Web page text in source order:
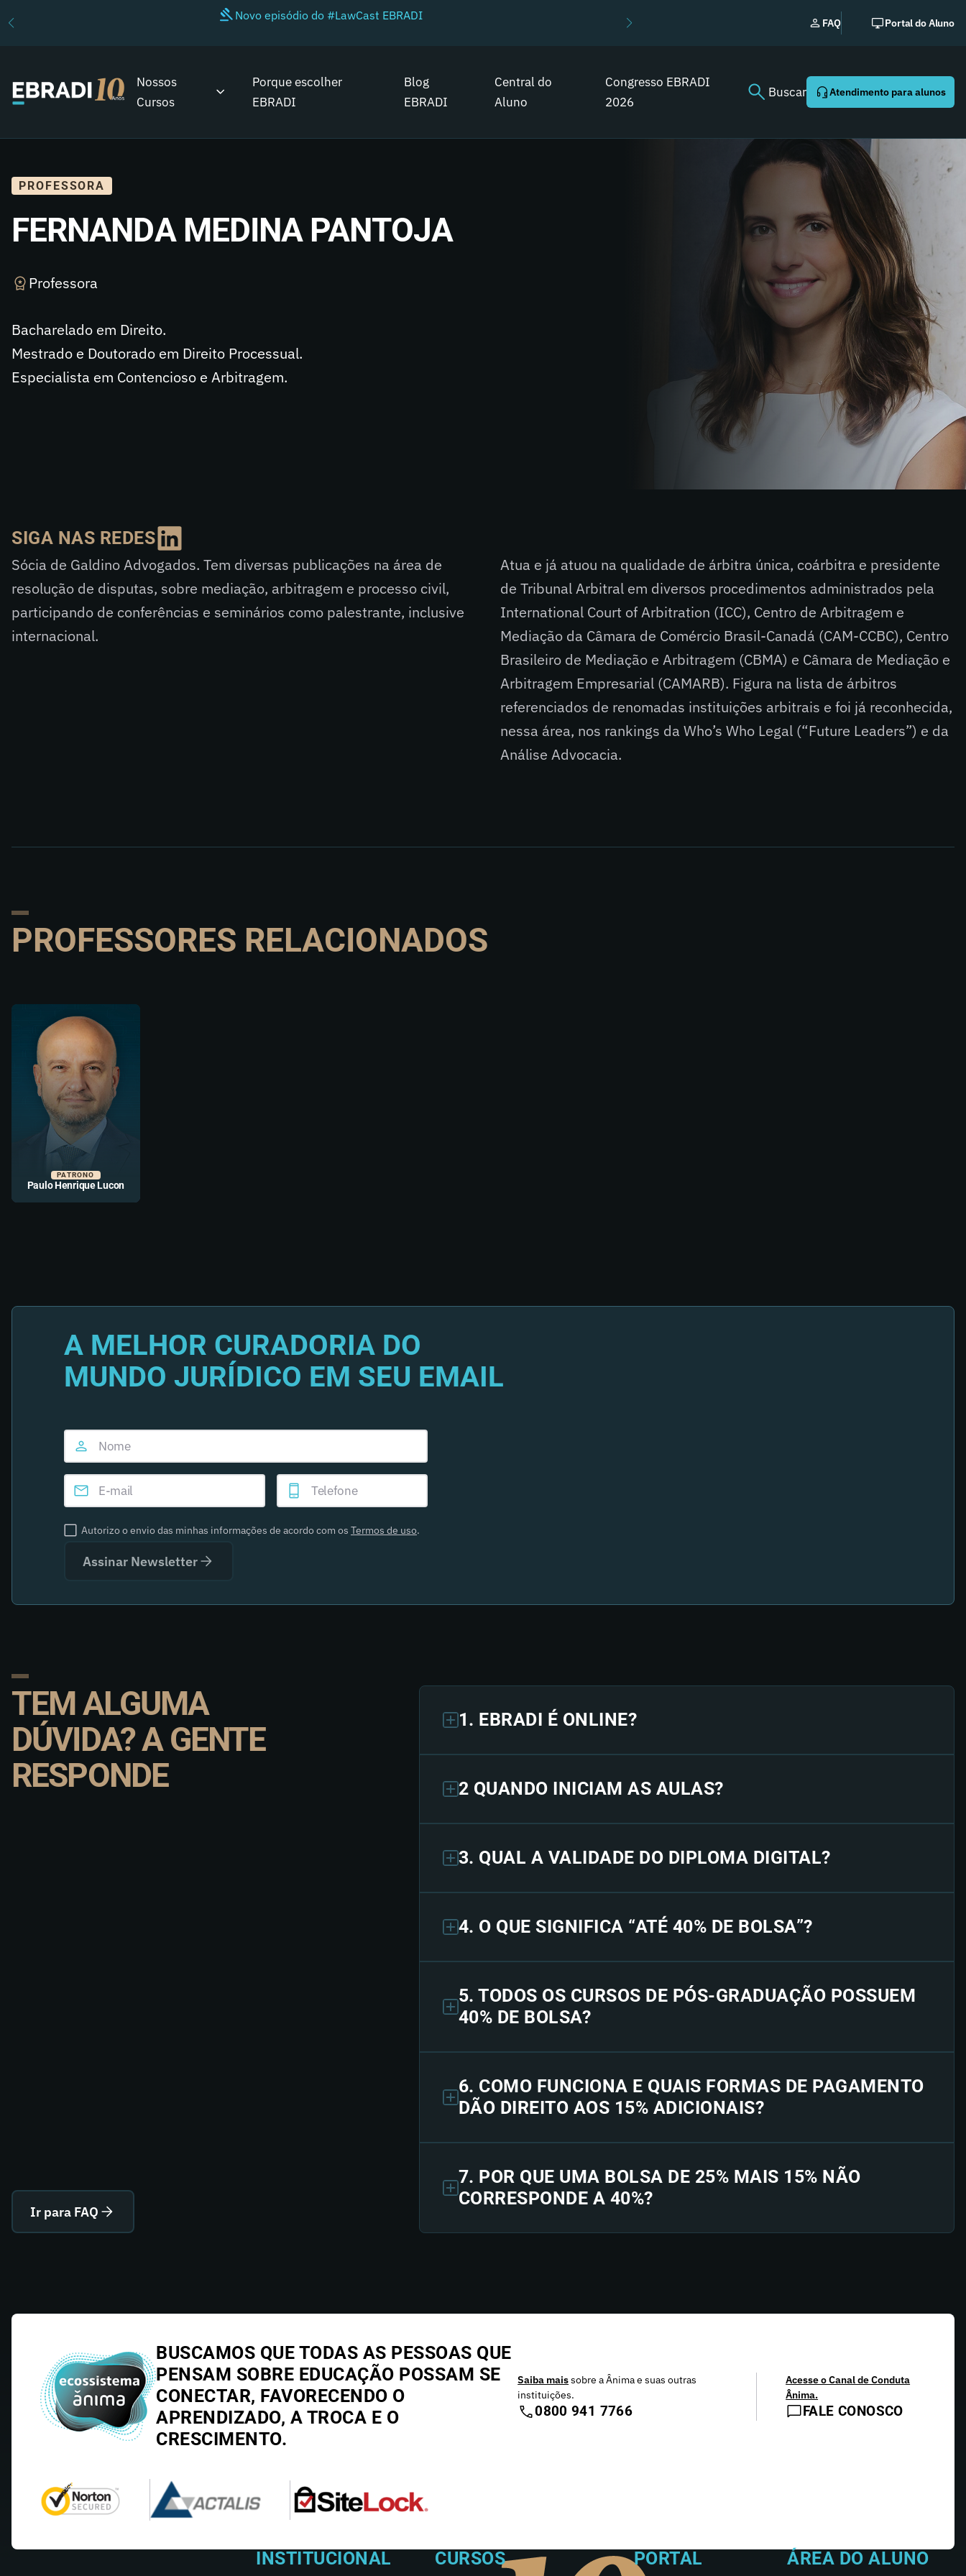
Novo episódio do #LawCast EBRADI
EBRADI | NEWS: o
Youtube agora!
FAQ Portal do Aluno
Nossos
Cursos
Porque escolher
EBRADI
Blog
EBRADI
Central do
Aluno
Congresso EBRADI
2026
Buscar Atendimento para alunos
PROFESSORA
FERNANDA MEDINA PANTOJA
Professora
Bacharelado em Direito.
Mestrado e Doutorado em Direito Processual.
Especialista em Contencioso e Arbitragem.
SIGA NAS REDES
Sócia de Galdino Advogados. Tem diversas publicações na área de
resolução de disputas, sobre mediação, arbitragem e processo civil,
participando de conferências e seminários como palestrante, inclusive
internacional.
Atua e já atuou na qualidade de árbitra única, coárbitra e presidente
de Tribunal Arbitral em diversos procedimentos administrados pela
International Court of Arbitration (ICC), Centro de Arbitragem e
Mediação da Câmara de Comércio Brasil-Canadá (CAM-CCBC), Centro
Brasileiro de Mediação e Arbitragem (CBMA) e Câmara de Mediação e
Arbitragem Empresarial (CAMARB). Figura na lista de árbitros
referenciados de renomadas instituições arbitrais e foi já reconhecida,
nessa área, nos rankings da Who’s Who Legal (“Future Leaders”) e da
Análise Advocacia.​
PROFESSORES RELACIONADOS
PATRONO
Paulo Henrique Lucon
A MELHOR CURADORIA DO
MUNDO JURÍDICO EM SEU EMAIL
Autorizo o envio das minhas informações de acordo com os Termos de uso.
Assinar Newsletter
TEM ALGUMA
DÚVIDA? A GENTE
RESPONDE
Ir para FAQ
1. EBRADI É ONLINE?
2 QUANDO INICIAM AS AULAS?
3. QUAL A VALIDADE DO DIPLOMA DIGITAL?
4. O QUE SIGNIFICA “ATÉ 40% DE BOLSA”?
5. TODOS OS CURSOS DE PÓS-GRADUAÇÃO POSSUEM
40% DE BOLSA?
6. COMO FUNCIONA E QUAIS FORMAS DE PAGAMENTO
DÃO DIREITO AOS 15% ADICIONAIS?
7. POR QUE UMA BOLSA DE 25% MAIS 15% NÃO
CORRESPONDE A 40%?
BUSCAMOS QUE TODAS AS PESSOAS QUE
PENSAM SOBRE EDUCAÇÃO POSSAM SE
CONECTAR, FAVORECENDO O
APRENDIZADO, A TROCA E O
CRESCIMENTO.
Saiba maissobre a Ânima e suas outras
instituições.
0800 941 7766
Acesse o Canal de Conduta
Ânima.
FALE CONOSCO
INSTITUCIONAL CURSOS PORTAL ÁREA DO ALUNO